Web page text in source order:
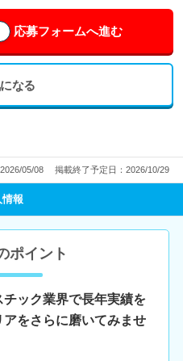
応募フォームへ進む
なる
05/08 掲載終了予定日：2026/10/29
報
ポイント
ック業界で長年実績を
をさらに磨いてみませ